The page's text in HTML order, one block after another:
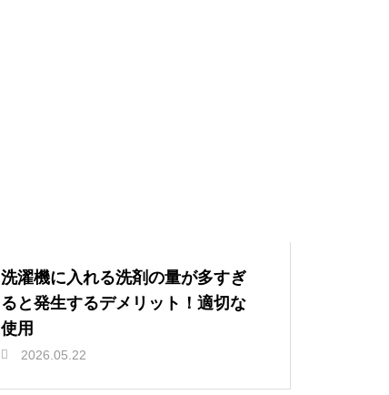
洗濯機に入れる洗剤の量が多すぎ
ると発生するデメリット！適切な
使用
2026.05.22